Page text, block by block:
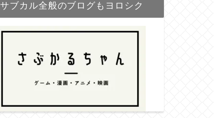
サブカル全般のブログもヨロシク